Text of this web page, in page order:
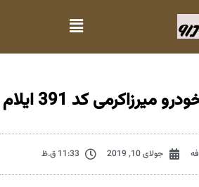
کد 391 ایلام
جولای 10, 2019 11:33 ق.ظ